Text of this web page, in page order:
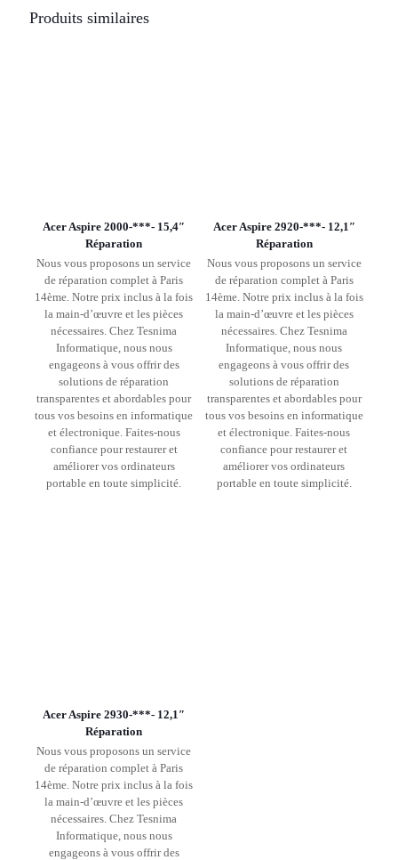
Produits similaires
Acer Aspire 2000-***- 15,4″
Réparation
Nous vous proposons un service
de réparation complet à Paris
14ème. Notre prix inclus à la fois
la main-d’œuvre et les pièces
nécessaires. Chez Tesnima
Informatique, nous nous
engageons à vous offrir des
solutions de réparation
transparentes et abordables pour
tous vos besoins en informatique
et électronique. Faites-nous
confiance pour restaurer et
améliorer vos ordinateurs
portable en toute simplicité.
Acer Aspire 2920-***- 12,1″
Réparation
Nous vous proposons un service
de réparation complet à Paris
14ème. Notre prix inclus à la fois
la main-d’œuvre et les pièces
nécessaires. Chez Tesnima
Informatique, nous nous
engageons à vous offrir des
solutions de réparation
transparentes et abordables pour
tous vos besoins en informatique
et électronique. Faites-nous
confiance pour restaurer et
améliorer vos ordinateurs
portable en toute simplicité.
Acer Aspire 2930-***- 12,1″
Réparation
Nous vous proposons un service
de réparation complet à Paris
14ème. Notre prix inclus à la fois
la main-d’œuvre et les pièces
nécessaires. Chez Tesnima
Informatique, nous nous
engageons à vous offrir des